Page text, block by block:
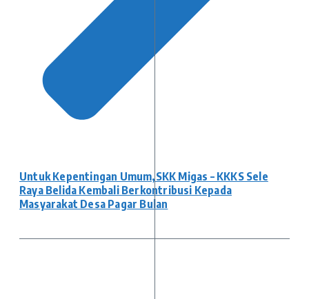
Untuk Kepentingan Umum,SKK Migas – KKKS Sele
Raya Belida Kembali Berkontribusi Kepada
Masyarakat Desa Pagar Bulan